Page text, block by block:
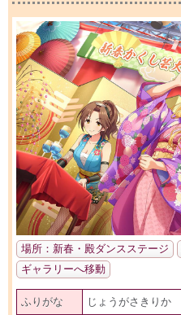
場所：新春・殿ダンスステージ
ギャラリーへ移動
ふりがな じょうがさきりか